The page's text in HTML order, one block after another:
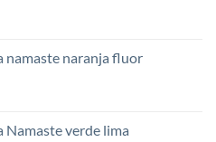
namaste naranja fluor
Namaste verde lima